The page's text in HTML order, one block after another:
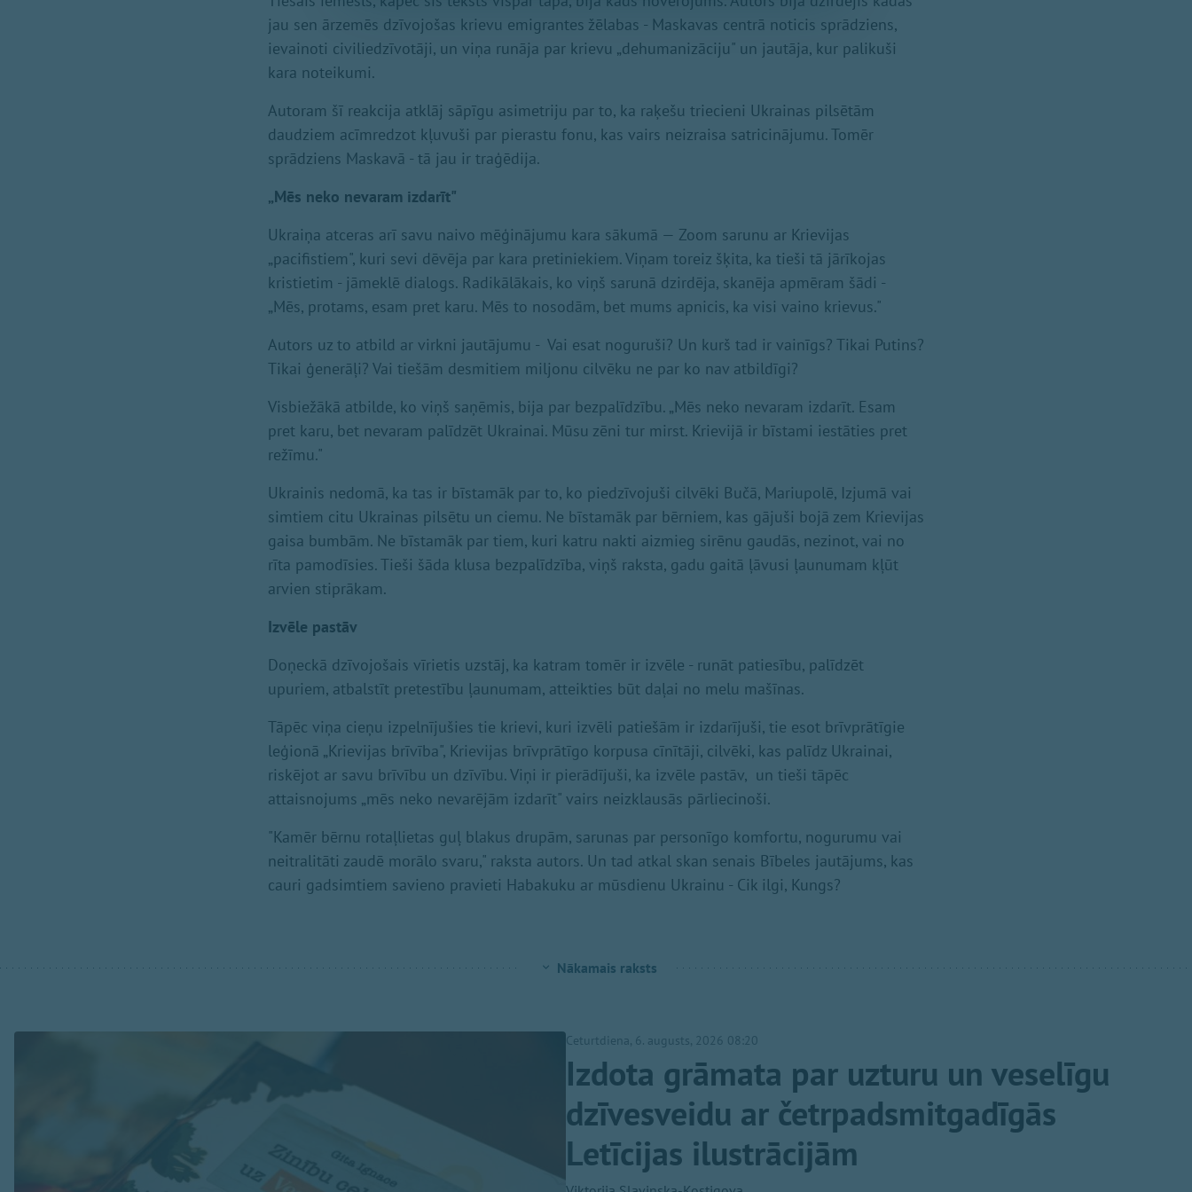
jau sen ārzemēs dzīvojošas krievu emigrantes žēlabas - Maskavas centrā noticis sprādziens,
ievainoti civiliedzīvotāji, un viņa runāja par krievu „dehumanizāciju" un jautāja, kur palikuši
kara noteikumi.
Autoram šī reakcija atklāj sāpīgu asimetriju par to, ka raķešu triecieni Ukrainas pilsētām
daudziem acīmredzot kļuvuši par pierastu fonu, kas vairs neizraisa satricinājumu. Tomēr
sprādziens Maskavā - tā jau ir traģēdija.
„Mēs neko nevaram izdarīt"
Ukraiņa atceras arī savu naivo mēģinājumu kara sākumā — Zoom sarunu ar Krievijas
„pacifistiem", kuri sevi dēvēja par kara pretiniekiem. Viņam toreiz šķita, ka tieši tā jārīkojas
kristietim - jāmeklē dialogs. Radikālākais, ko viņš sarunā dzirdēja, skanēja apmēram šādi -
„Mēs, protams, esam pret karu. Mēs to nosodām, bet mums apnicis, ka visi vaino krievus."
Autors uz to atbild ar virkni jautājumu - Vai esat noguruši? Un kurš tad ir vainīgs? Tikai Putins?
Tikai ģenerāļi? Vai tiešām desmitiem miljonu cilvēku ne par ko nav atbildīgi?
Visbiežākā atbilde, ko viņš saņēmis, bija par bezpalīdzību. „Mēs neko nevaram izdarīt. Esam
pret karu, bet nevaram palīdzēt Ukrainai. Mūsu zēni tur mirst. Krievijā ir bīstami iestāties pret
režīmu."
Ukrainis nedomā, ka tas ir bīstamāk par to, ko piedzīvojuši cilvēki Bučā, Mariupolē, Izjumā vai
simtiem citu Ukrainas pilsētu un ciemu. Ne bīstamāk par bērniem, kas gājuši bojā zem Krievijas
gaisa bumbām. Ne bīstamāk par tiem, kuri katru nakti aizmieg sirēnu gaudās, nezinot, vai no
rīta pamodīsies. Tieši šāda klusa bezpalīdzība, viņš raksta, gadu gaitā ļāvusi ļaunumam kļūt
arvien stiprākam.
Izvēle pastāv
Doņeckā dzīvojošais vīrietis uzstāj, ka katram tomēr ir izvēle - runāt patiesību, palīdzēt
upuriem, atbalstīt pretestību ļaunumam, atteikties būt daļai no melu mašīnas.
Tāpēc viņa cieņu izpelnījušies tie krievi, kuri izvēli patiešām ir izdarījuši, tie esot brīvprātīgie
leģionā „Krievijas brīvība", Krievijas brīvprātīgo korpusa cīnītāji, cilvēki, kas palīdz Ukrainai,
riskējot ar savu brīvību un dzīvību. Viņi ir pierādījuši, ka izvēle pastāv, un tieši tāpēc
attaisnojums „mēs neko nevarējām izdarīt" vairs neizklausās pārliecinoši.
"Kamēr bērnu rotaļlietas guļ blakus drupām, sarunas par personīgo komfortu, nogurumu vai
neitralitāti zaudē morālo svaru," raksta autors. Un tad atkal skan senais Bībeles jautājums, kas
cauri gadsimtiem savieno pravieti Habakuku ar mūsdienu Ukrainu - Cik ilgi, Kungs?
Nākamais raksts
Ceturtdiena, 6. augusts, 2026 08:20
Izdota grāmata par uzturu un veselīgu
dzīvesveidu ar četrpadsmitgadīgās
Letīcijas ilustrācijām